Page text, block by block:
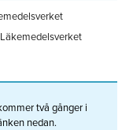
två gånger i
nedan.